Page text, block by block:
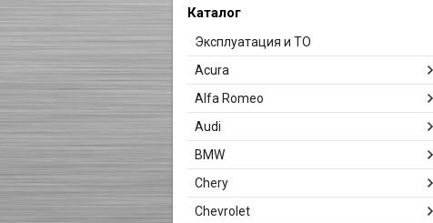
Каталог
Эксплуатация и ТО
Acura
Alfa Romeo
Audi
BMW
Chery
Chevrolet